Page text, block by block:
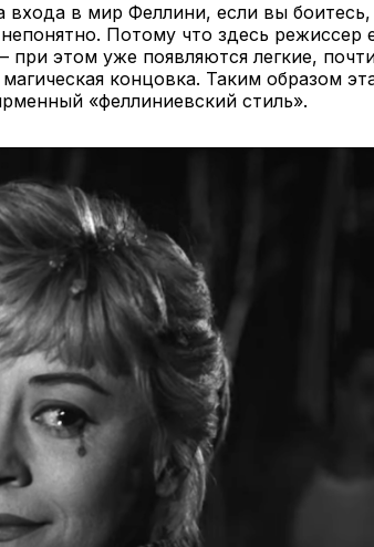
в мир Феллини, если вы боитесь,
Потому что здесь режиссер
при этом уже появляются легкие,
концовка. Таким образом
«феллиниевский стиль».